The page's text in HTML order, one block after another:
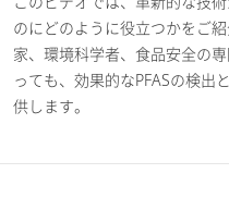
のにどのように役立つかをご
家、環境科学者、食品安全の
っても、効果的なPFASの検出
供します。